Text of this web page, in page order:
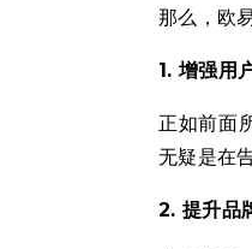
那么，欧
1. 增强用
正如前面
无疑是在
2. 提升品